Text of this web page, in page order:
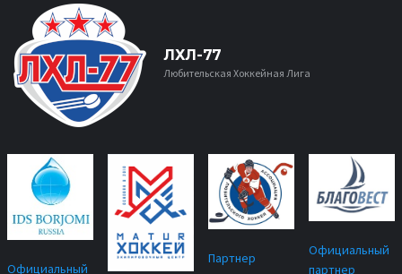
ЛХЛ-77
Любительская Хоккейная Лига
Официальный
Партнер
Официальный
партнер